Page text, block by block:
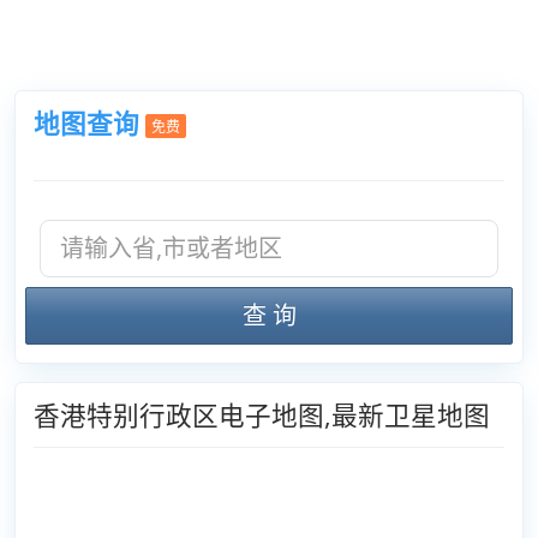
地图查询 免费
查 询
香港特别行政区电子地图,最新卫星地图